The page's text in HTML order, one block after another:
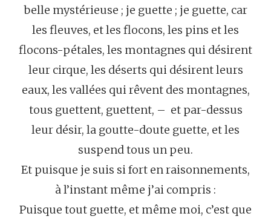
belle mystérieuse ; je guette ; je guette, car
les fleuves, et les flocons, les pins et les
flocons-pétales, les montagnes qui désirent
leur cirque, les déserts qui désirent leurs
eaux, les vallées qui rêvent des montagnes,
tous guettent, guettent, – et par-dessus
leur désir, la goutte-doute guette, et les
suspend tous un peu.
Et puisque je suis si fort en raisonnements,
à l’instant même j’ai compris :
Puisque tout guette, et même moi, c’est que